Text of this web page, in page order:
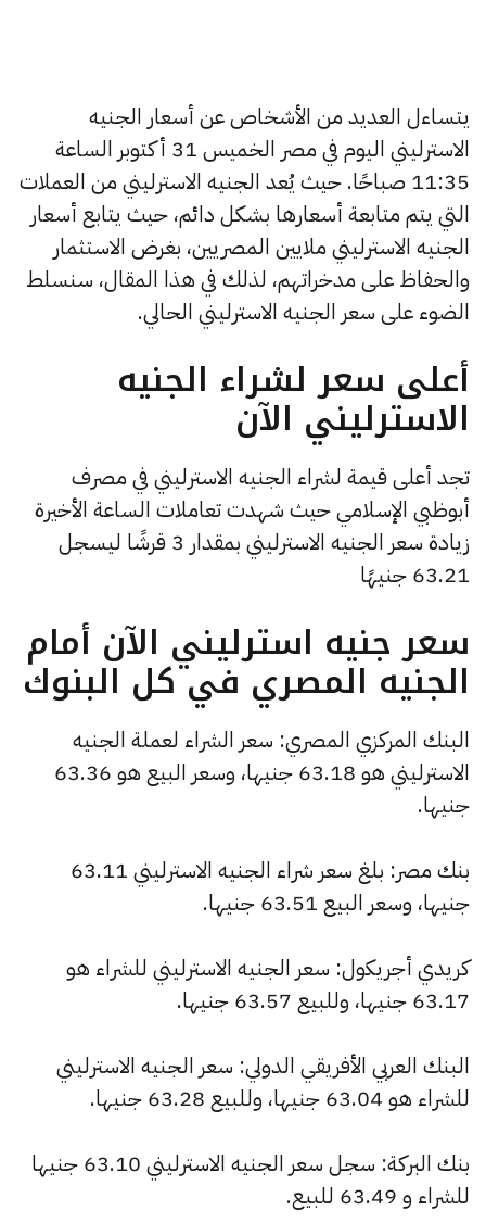
يتساءل العديد من الأشخاص عن أسعار الجنيه
الاسترليني اليوم في مصر الخميس 31 أكتوبر الساعة
11:35 صباحًا. حيث يُعد الجنيه الاسترليني من العملات
التي يتم متابعة أسعارها بشكل دائم، حيث يتابع أسعار
الجنيه الاسترليني ملايين المصريين، بغرض الاستثمار
والحفاظ على مدخراتهم، لذلك في هذا المقال، سنسلط
الضوء على سعر الجنيه الاسترليني الحالي.
أعلى سعر لشراء الجنيه
الاسترليني الآن
تجد أعلى قيمة لشراء الجنيه الاسترليني في مصرف
أبوظبي الإسلامي حيث شهدت تعاملات الساعة الأخيرة
زيادة سعر الجنيه الاسترليني بمقدار 3 قرشًا ليسجل
63.21 جنيهًا
سعر جنيه استرليني الآن أمام
الجنيه المصري في كل البنوك
البنك المركزي المصري: سعر الشراء لعملة الجنيه
الاسترليني هو 63.18 جنيها، وسعر البيع هو 63.36
جنيها.
بنك مصر: بلغ سعر شراء الجنيه الاسترليني 63.11
جنيها، وسعر البيع 63.51 جنيها.
كريدي أجريكول: سعر الجنيه الاسترليني للشراء هو
63.17 جنيها، وللبيع 63.57 جنيها.
البنك العربي الأفريقي الدولي: سعر الجنيه الاسترليني
للشراء هو 63.04 جنيها، وللبيع 63.28 جنيها.
بنك البركة: سجل سعر الجنيه الاسترليني 63.10 جنيها
للشراء و 63.49 للبيع.